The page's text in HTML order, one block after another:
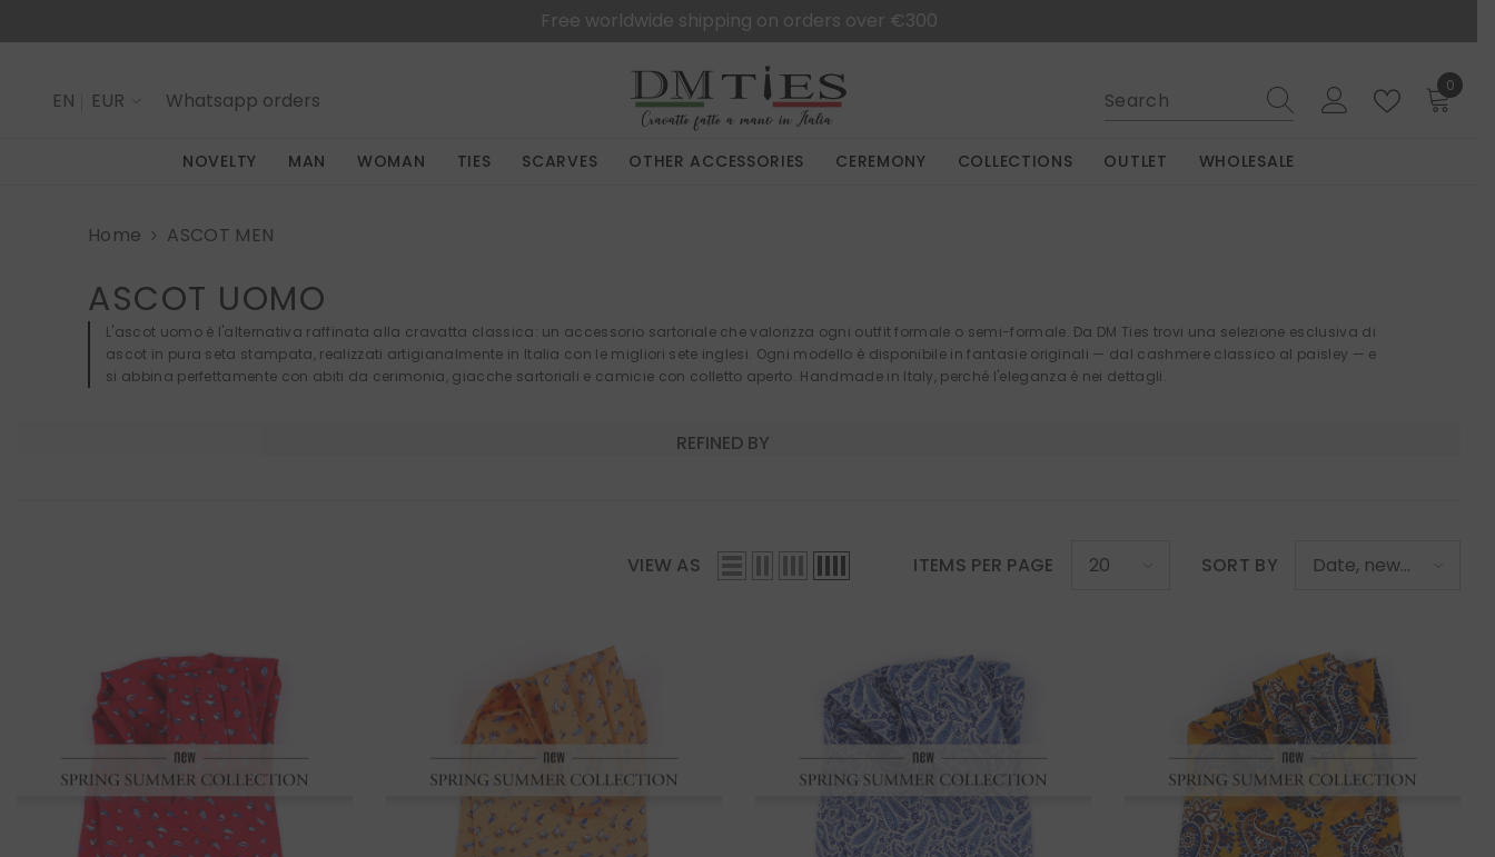
Free shipping in Italy for orders over €50
EN
EUR Whatsapp orders
0
0
NOVELTY MAN WOMAN TIES SCARVES OTHER ACCESSORIES CEREMONY COLLECTIONS OUTLET WHOLESALE
Home ASCOT MEN
ASCOT UOMO
L'ascot uomo è l'alternativa raffinata alla cravatta classica: un accessorio sartoriale che valorizza ogni outfit formale o semi-formale. Da DM Ties trovi una selezione esclusiva di
ascot in pura seta stampata, realizzati artigianalmente in Italia con le migliori sete inglesi. Ogni modello è disponibile in fantasie originali — dal cashmere classico al paisley — e
si abbina perfettamente con abiti da cerimonia, giacche sartoriali e camicie con colletto aperto. Handmade in Italy, perché l'eleganza è nei dettagli.
REFINED BY
VIEW AS ITEMS PER PAGE 20 SORT BY
Date, new